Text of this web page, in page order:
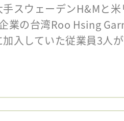
スウェーデンH&Mと
業の台湾Roo Hsing
入していた従業員3人